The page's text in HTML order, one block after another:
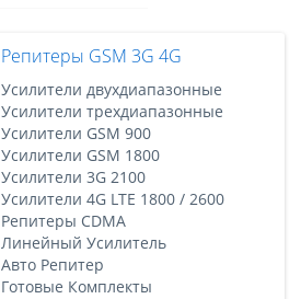
Репитеры GSM 3G 4G
Усилители двухдиапазонные
Усилители трехдиапазонные
Усилители GSM 900
Усилители GSM 1800
Усилители 3G 2100
Усилители 4G LTE 1800 / 2600
Репитеры CDMA
Линейный Усилитель
Авто Репитер
Готовые Комплекты